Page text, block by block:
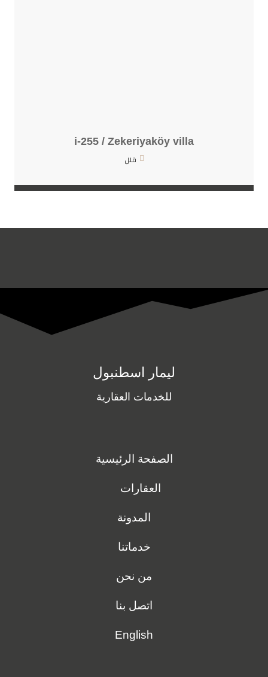
i-255 / Zekeriyaköy villa
فلل
الصفحة الرئيسية
العقارات
المدونة
خدماتنا
من نحن
اتصل بنا
English
ليمار اسطنبول
للخدمات العقارية